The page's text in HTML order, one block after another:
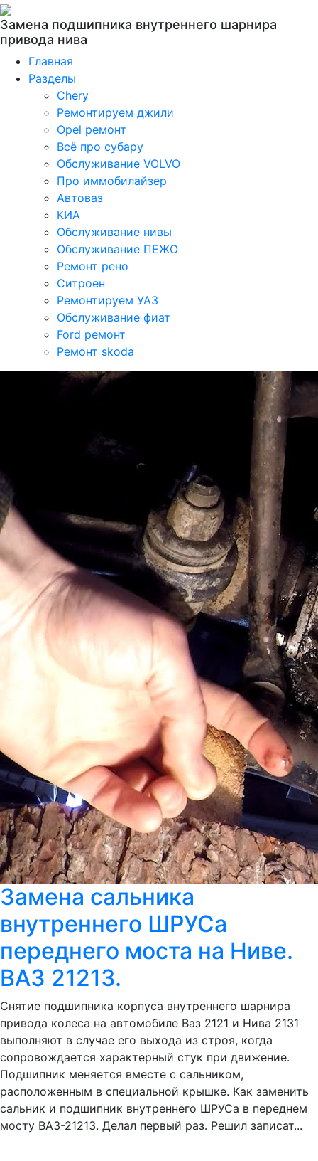
Замена подшипника внутреннего шарнира
привода нива
Главная
Разделы
Chery
Ремонтируем джили
Opel ремонт
Всё про субару
Обслуживание VOLVO
Про иммобилайзер
Автоваз
КИА
Обслуживание нивы
Обслуживание ПЕЖО
Ремонт рено
Ситроен
Ремонтируем УАЗ
Обслуживание фиат
Ford ремонт
Ремонт skoda
Замена сальника
внутреннего ШРУСа
переднего моста на Ниве.
ВАЗ 21213.
Снятие подшипника корпуса внутреннего шарнира
привода колеса на автомобиле Ваз 2121 и Нива 2131
выполняют в случае его выхода из строя, когда
сопровождается характерный стук при движение.
Подшипник меняется вместе с сальником,
расположенным в специальной крышке. Как заменить
сальник и подшипник внутреннего ШРУСа в переднем
мосту ВАЗ-21213. Делал первый раз. Решил записат...